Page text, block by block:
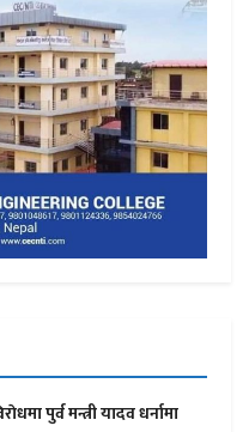
पुर्व मन्त्री यादव धर्नामा